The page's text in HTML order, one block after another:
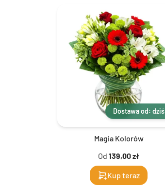
Dostawa od: dziś
Magia Kolorów
Od 139,00 zł
Kup teraz